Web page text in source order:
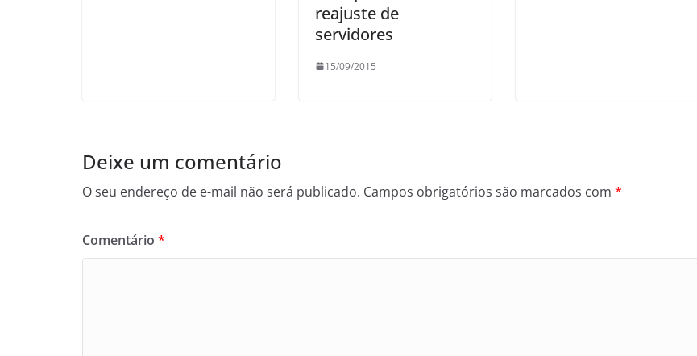
reajuste de
servidores
15/09/2015
Deixe um comentário
O seu endereço de e-mail não será publicado. Campos obrigatórios são marcados com *
Comentário *